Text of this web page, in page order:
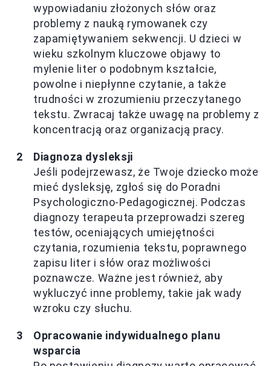
wypowiadaniu złożonych słów oraz
problemy z nauką rymowanek czy
zapamiętywaniem sekwencji. U dzieci w
wieku szkolnym kluczowe objawy to
mylenie liter o podobnym kształcie,
powolne i niepłynne czytanie, a także
trudności w zrozumieniu przeczytanego
tekstu. Zwracaj także uwagę na problemy z
koncentracją oraz organizacją pracy.
Diagnoza dysleksji
Jeśli podejrzewasz, że Twoje dziecko może
mieć dysleksję, zgłoś się do Poradni
Psychologiczno-Pedagogicznej. Podczas
diagnozy terapeuta przeprowadzi szereg
testów, oceniających umiejętności
czytania, rozumienia tekstu, poprawnego
zapisu liter i słów oraz możliwości
poznawcze. Ważne jest również, aby
wykluczyć inne problemy, takie jak wady
wzroku czy słuchu.
Opracowanie indywidualnego planu
wsparcia